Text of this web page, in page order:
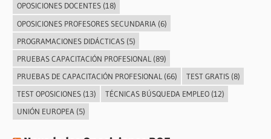
OPOSICIONES DOCENTES(18)
OPOSICIONES PROFESORES SECUNDARIA (6)
PROGRAMACIONES DIDÁCTICAS(5)
PRUEBAS CAPACITACIÓN PROFESIONAL (89)
PRUEBAS DE CAPACITACIÓN PROFESIONAL (66) TEST GRATIS(8)
TEST OPOSICIONES(13) TÉCNICAS BÚSQUEDA EMPLEO(12)
UNIÓN EUROPEA(5)